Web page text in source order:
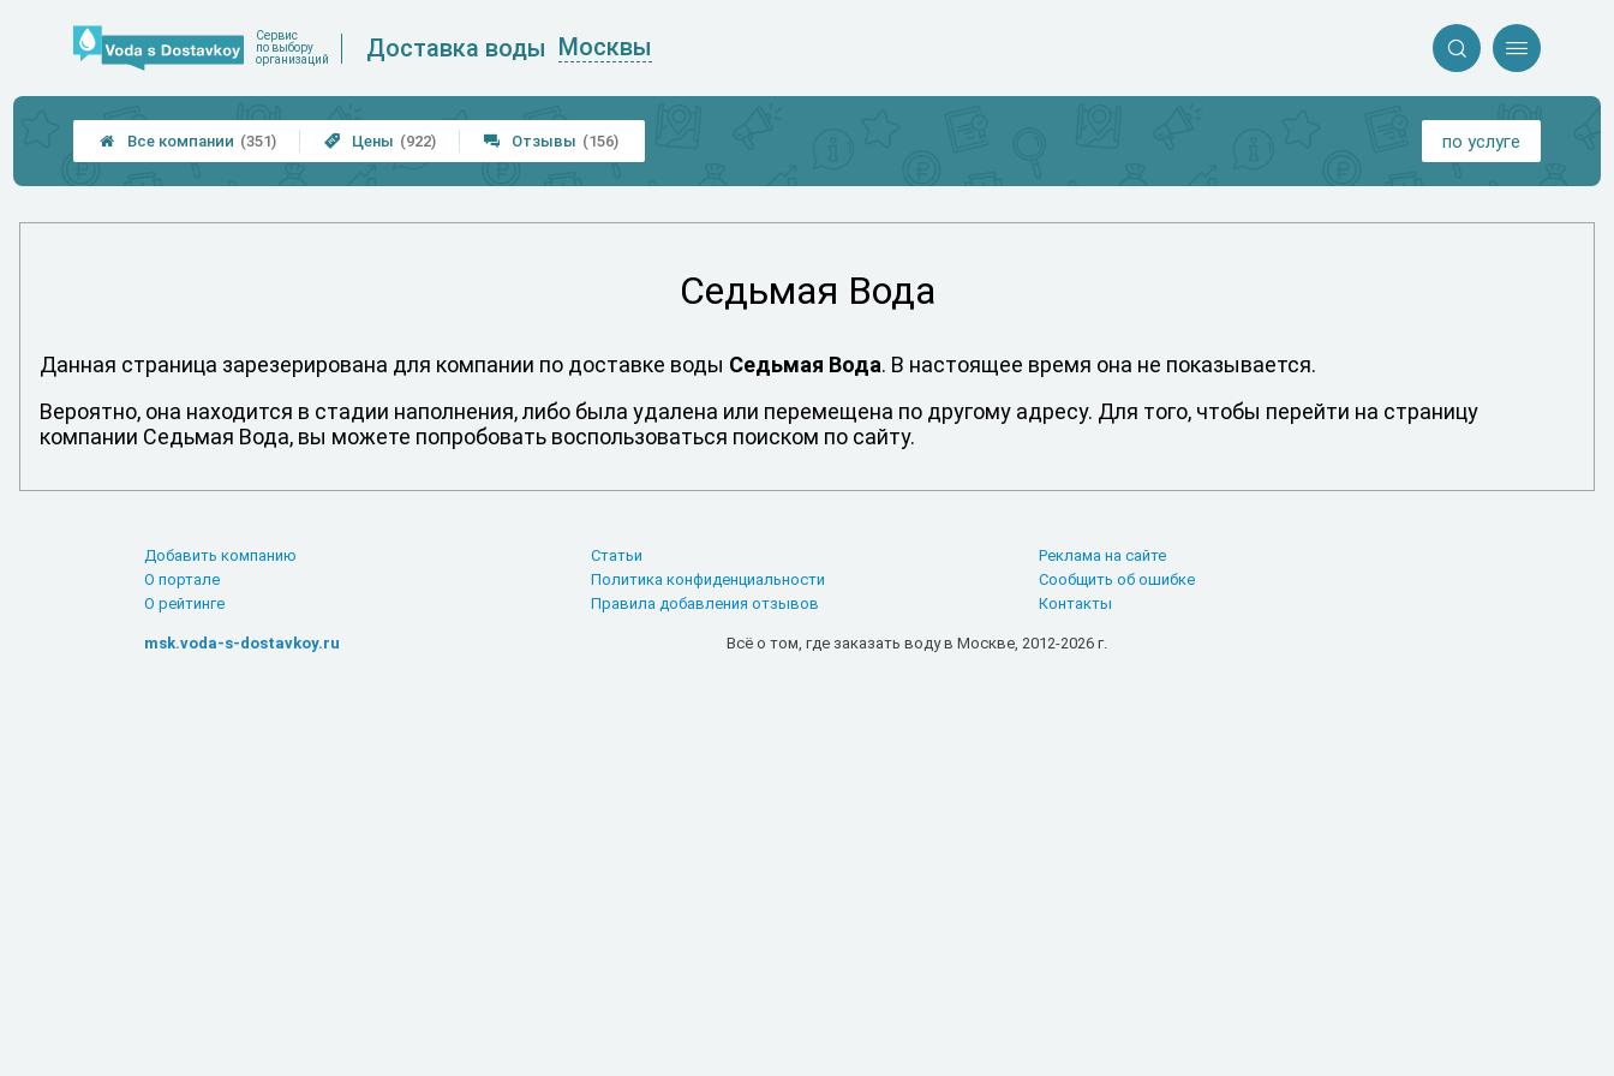
Сервис
по выбору
организаций
Доставка воды Москвы  
 Отзывы (156)
 Цены (922)
 Все компании (351) по услуге
Седьмая Вода
Данная страница зарезерирована для компании по доставке воды Седьмая Вода. В настоящее время она не показывается.
Вероятно, она находится в стадии наполнения, либо была удалена или перемещена по другому адресу. Для того, чтобы перейти на страницу
компании Седьмая Вода, вы можете попробовать воспользоваться поиском по сайту.
Добавить компанию
О портале
О рейтинге
Статьи
Политика конфиденциальности
Правила добавления отзывов
Реклама на сайте
Сообщить об ошибке
Контакты
msk.voda-s-dostavkoy.ru Всё о том, где заказать воду в Москве, 2012-2026 г.